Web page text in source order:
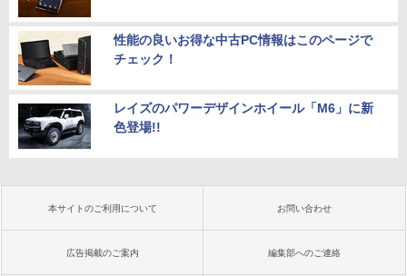
性能の良いお得な中古PC情報はこのページで
チェック！
レイズのパワーデザインホイール「M6」に新
色登場!!
本サイトのご利用について お問い合わせ
広告掲載のご案内 編集部へのご連絡